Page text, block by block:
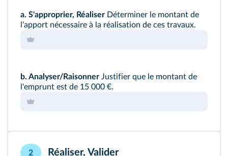
a. S'approprier, Réaliser Déterminer le montant de
l'apport nécessaire à la réalisation de ces travaux.
b. Analyser/Raisonner Justifier que le montant de
l'emprunt est de 15 000 €.
2 Réaliser, Valider